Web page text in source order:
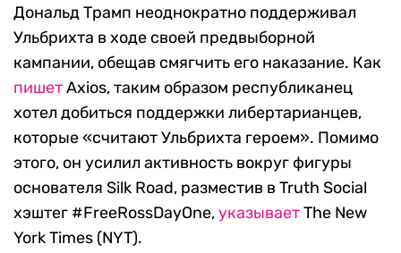
Дональд Трамп неоднократно поддерживал
Ульбрихта в ходе своей предвыборной
кампании, обещав смягчить его наказание. Как
пишетAxios, таким образом республиканец
хотел добиться поддержки либертарианцев,
которые «считают Ульбрихта героем». Помимо
этого, он усилил активность вокруг фигуры
основателя Silk Road, разместив в Truth Social
хэштег #FreeRossDayOne,указываетThe New
York Times (NYT).